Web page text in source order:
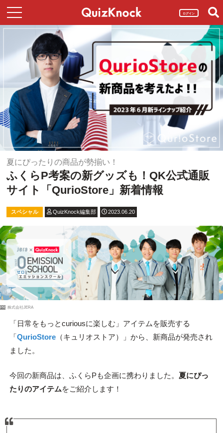
ログイン
夏にぴったりの商品が勢揃い！
ふくらP考案の新グッズも！QK公式通販
サイト「QurioStore」新着情報
スペシャル QuizKnock編集部 2023.06.20
PR 株式会社JERA
「日常をもっとcuriousに楽しむ」アイテムを販売する
「QurioStore（キュリオストア）」から、新商品が発売され
ました。
今回の新商品は、ふくらPも企画に携わりました。 夏にぴっ
たりのアイテムをご紹介します！